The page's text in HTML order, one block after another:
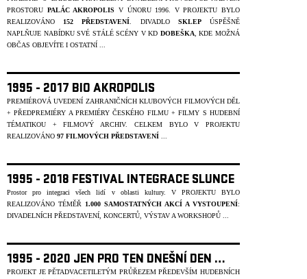
PROSTORU PALÁC AKROPOLIS
V ÚNORU 1996. V PROJEKTU BYLO
REALIZOVÁNO 152 PŘEDSTAVENÍ . DIVADLO SKLEPÚSPĚŠNĚ
NAPLŇUJE NABÍDKU SVÉ STÁLÉ SCÉNY V KD DOBEŠKA, KDE MOŽNÁ
OBČAS OBJEVÍTE I OSTATNÍ ...
1995 - 2017 BIO AKROPOLIS
PREMIÉROVÁ UVEDENÍ ZAHRANIČNÍCH KLUBOVÝCH FILMOVÝCH DĚL
+ PŘEDPREMIÉRY A PREMIÉRY ČESKÉHO FILMU + FILMY S HUDEBNÍ
TÉMATIKOU + FILMOVÝ ARCHIV. CELKEM BYLO V PROJEKTU
REALIZOVÁNO 97 FILMOVÝCH PŘEDSTAVENÍ
1995 - 2018 FESTIVAL INTEGRACE SLUNCE
Prostor pro integraci všech lidí v oblasti kultury. V PROJEKTU BYLO
REALIZOVÁNO TÉMĚŘ 1.000 SAMOSTATNÝCH AKCÍ A VYSTOUPENÍ:
DIVADELNÍCH PŘEDSTAVENÍ, KONCERTŮ, VÝSTAV A WORKSHOPŮ ...
1995 - 2020 JEN PRO TEN DNEŠNÍ DEN …
PROJEKT JE PĚTADVACETILETÝM PRŮŘEZEM PŘEDEVŠÍM HUDEBNÍCH